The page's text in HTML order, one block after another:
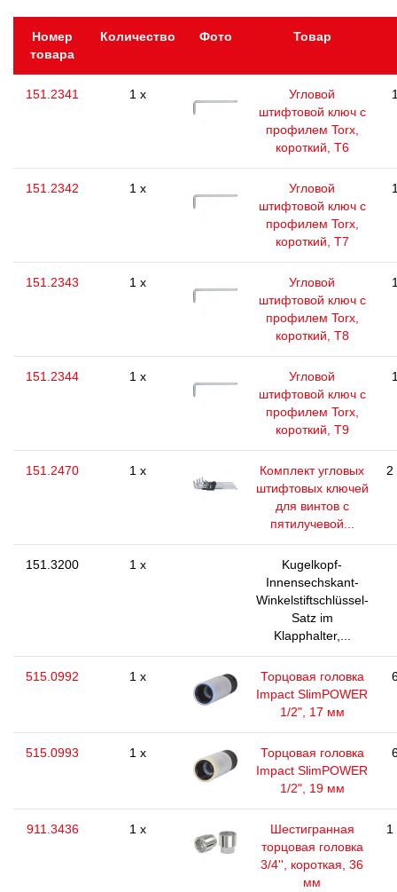
Номер
товара
Количество Фото Товар
151.2341 1 x
Угловой
штифтовой ключ с
профилем Torx,
короткий, Т6
151.2342 1 x
Угловой
штифтовой ключ с
профилем Torx,
короткий, Т7
151.2343 1 x
Угловой
штифтовой ключ с
профилем Torx,
короткий, Т8
151.2344 1 x
Угловой
штифтовой ключ с
профилем Torx,
короткий, Т9
151.2470 1 x
Комплект угловых
штифтовых ключей
для винтов с
пятилучевой...
2
151.3200 1 x
Kugelkopf-
Innensechskant-
Winkelstiftschlüssel-
Satz im
Klapphalter,...
515.0992 1 x
Торцовая головка
Impact SlimPOWER
1/2", 17 мм
515.0993 1 x
Торцовая головка
Impact SlimPOWER
1/2", 19 мм
911.3436 1 x
Шестигранная
торцовая головка
3/4'', короткая, 36
мм
1